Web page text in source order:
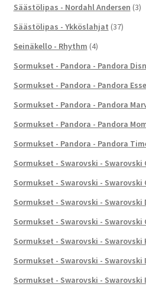
Säästölipas - Nordahl Andersen (3)
Säästölipas - Ykköslahjat (37)
Seinäkello - Rhythm (4)
Sormukset - Pandora - Pandora
Sormukset - Pandora - Pandora
Sormukset - Pandora - Pandora
Sormukset - Pandora - Pandora
Sormukset - Pandora - Pandora
Sormukset - Swarovski - Swarovski
Sormukset - Swarovski - Swarovski
Sormukset - Swarovski - Swarovski
Sormukset - Swarovski - Swarovski
Sormukset - Swarovski - Swarovski
Sormukset - Swarovski - Swarovski
Sormukset - Swarovski - Swarovski